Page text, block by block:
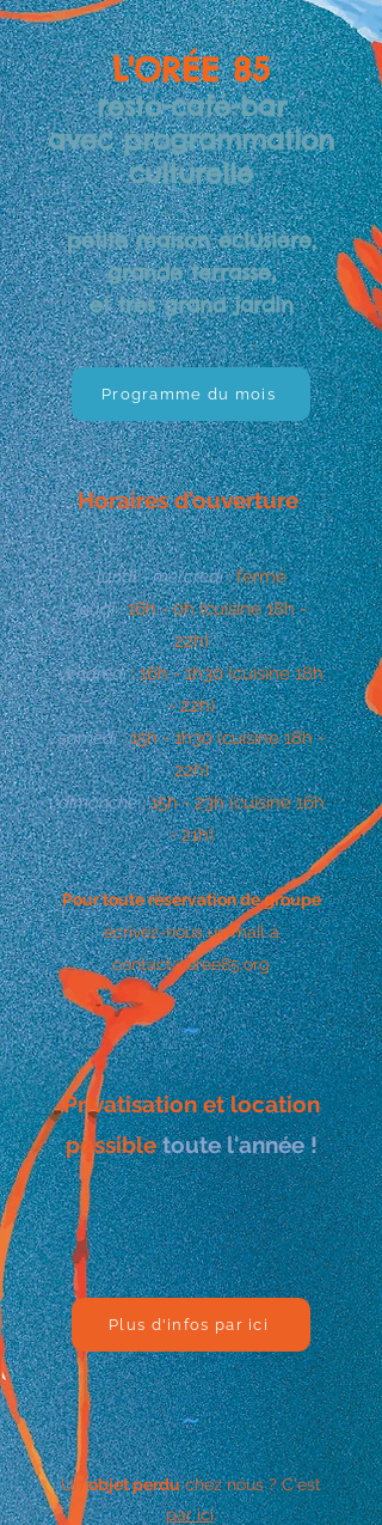
L'ORÉE 85
resto-café-bar
avec programmation
culturelle
petite maison éclusière,
grande terrasse,
et très grand jardin
Programme du mois
Horaires d'ouverture
lundi - mercredi: fermé
jeudi: 16h - 0h (cuisine 18h -
22h)
vendredi: 16h - 1h30 (cuisine 18h
- 22h)
samedi: 15h - 1h30 (cuisine 18h -
22h)
dimanche: 15h - 23h (cuisine 16h
- 21h)
Pour toute réservation de groupe
écrivez-nous un mail à
contact@oree85.org
~
Privatisation et location
possibletoute l'année !
~
Unobjet perduchez nous ? C'est
par ici.
Plus d'infos par ici